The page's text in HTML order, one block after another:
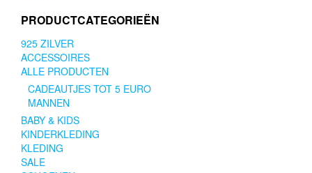
PRODUCTCATEGORIEËN
925 ZILVER
ACCESSOIRES
ALLE PRODUCTEN
CADEAUTJES TOT 5 EURO
MANNEN
BABY & KIDS
KINDERKLEDING
KLEDING
SALE